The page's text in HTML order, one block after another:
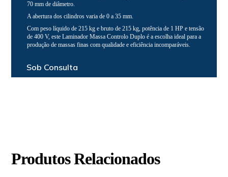
70 mm de diâmetro.
A abertura dos cilindros varia de 0 a 35 mm.
Com peso líquido de 215 kg e bruto de 215 kg, potência de 1 HP e tensão
de 400 V, este Laminador Massa Controlo Duplo é a escolha ideal para a
produção de massas finas com qualidade e eficiência incomparáveis.
Sob Consulta
Produtos Relacionados